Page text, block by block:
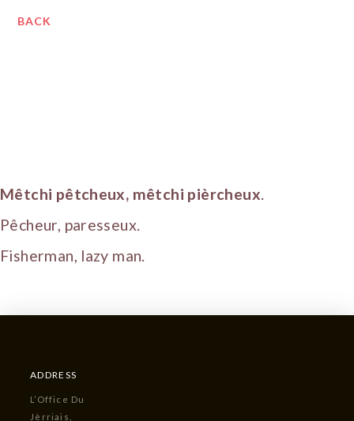
BACK
Mêtchi pêtcheux, mêtchi pièrcheux.
Pêcheur, paresseux.
Fisherman, lazy man.
ADDRESS
L’Office Du
Jèrriais,